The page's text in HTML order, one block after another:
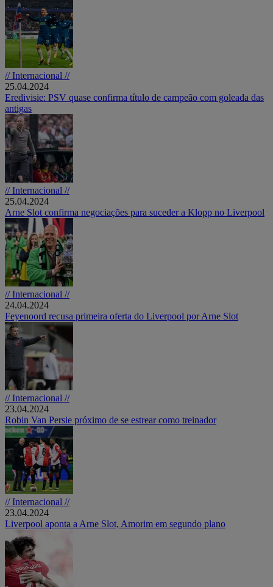
// Internacional //
25.04.2024
Eredivisie: PSV quase confirma título de campeão com goleada das
antigas
// Internacional //
25.04.2024
Arne Slot confirma negociações para suceder a Klopp no Liverpool
// Internacional //
24.04.2024
Feyenoord recusa primeira oferta do Liverpool por Arne Slot
// Internacional //
23.04.2024
Robin Van Persie próximo de se estrear como treinador
// Internacional //
23.04.2024
Liverpool aponta a Arne Slot, Amorim em segundo plano